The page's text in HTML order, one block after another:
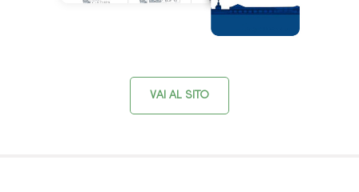
VAI AL SITO